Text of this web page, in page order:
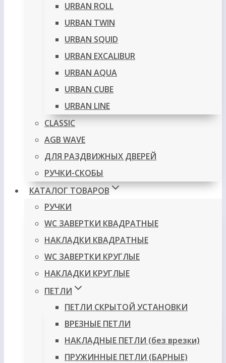
URBAN ROLL
URBAN TWIN
URBAN SQUID
URBAN EXCALIBUR
URBAN AQUA
URBAN CUBE
URBAN LINE
CLASSIC
AGB WAVE
ДЛЯ РАЗДВИЖНЫХ ДВЕРЕЙ
РУЧКИ-СКОБЫ
КАТАЛОГ ТОВАРОВ
РУЧКИ
WC ЗАВЕРТКИ КВАДРАТНЫЕ
НАКЛАДКИ КВАДРАТНЫЕ
WC ЗАВЕРТКИ КРУГЛЫЕ
НАКЛАДКИ КРУГЛЫЕ
ПЕТЛИ
ПЕТЛИ СКРЫТОЙ УСТАНОВКИ
ВРЕЗНЫЕ ПЕТЛИ
НАКЛАДНЫЕ ПЕТЛИ (без врезки)
ПРУЖИННЫЕ ПЕТЛИ (БАРНЫЕ)